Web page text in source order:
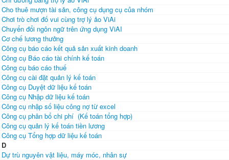
Cho thuê mượn tài sản, công cụ dụng cụ của nhóm
Chơi trò chơi đố vui cùng trợ lý ảo ViAi
Chuyển đổi ngôn ngữ trên ứng dụng ViAI
Cơ chế lương thưởng
Công cụ báo cáo kết quả sản xuất kinh doanh
Công cụ Báo cáo tài chính kế toán
Công cụ báo cáo thuế
Công cụ cài đặt quản lý kế toán
Công cụ Duyệt dữ liệu kế toán
Công cụ Nhập dữ liệu kế toán
Công cụ nhập số liệu công nợ từ excel
Công cụ phân bổ chi phí (Kế toán tổng hợp)
Công cụ quản lý kế toán tiền lương
Công cụ Tổng hợp dữ liệu kế toán
D
Dự trù nguyên vật liệu, máy móc, nhân sự